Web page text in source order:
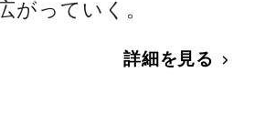
がっていく。
詳細を見る